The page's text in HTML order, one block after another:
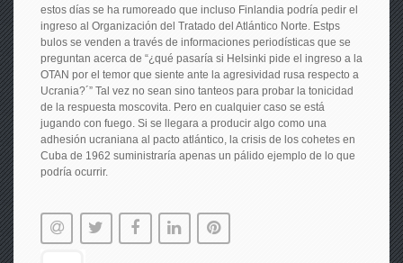
estos días se ha rumoreado que incluso Finlandia podría pedir el
ingreso al Organización del Tratado del Atlántico Norte. Estps
bulos se venden a través de informaciones periodísticas que se
preguntan acerca de “¿qué pasaría si Helsinki pide el ingreso a la
OTAN por el temor que siente ante la agresividad rusa respecto a
Ucrania?´” Tal vez no sean sino tanteos para probar la tonicidad
de la respuesta moscovita. Pero en cualquier caso se está
jugando con fuego. Si se llegara a producir algo como una
adhesión ucraniana al pacto atlántico, la crisis de los cohetes en
Cuba de 1962 suministraría apenas un pálido ejemplo de lo que
podría ocurrir.